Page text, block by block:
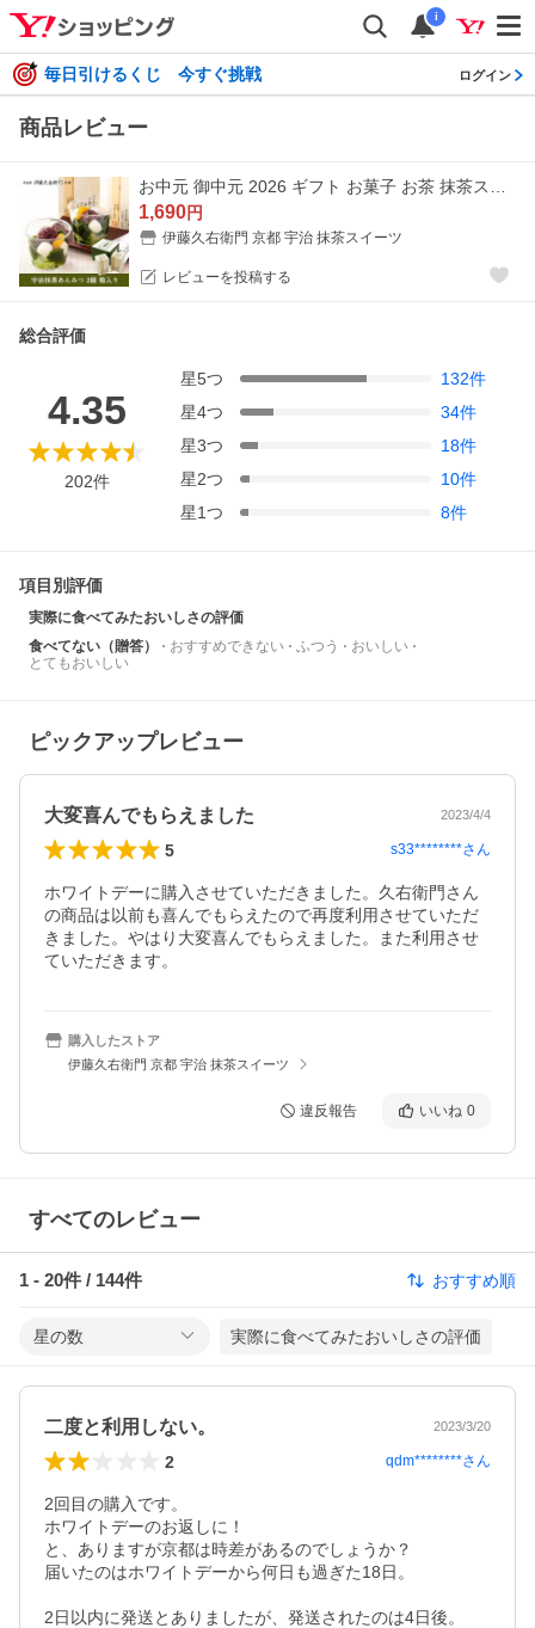
i
毎日引けるくじ 今すぐ挑戦 ログイン
商品レビュー
1,690円
伊藤久右衛門 京都 宇治 抹茶スイーツ
レビューを投稿する
総合評価
4.35
202件
星5つ 132件
星4つ 34件
星3つ 18件
星2つ 10件
星1つ 8件
項目別評価
実際に食べてみたおいしさの評価
食べてない（贈答）
おすすめできない ふつう
おいしい
とてもおいしい
ピックアップレビュー
大変喜んでもらえました 2023/4/4
5 s33********さん
ホワイトデーに購入させていただきました。久右衛門さん
の商品は以前も喜んでもらえたので再度利用させていただ
きました。やはり大変喜んでもらえました。また利用させ
ていただきます。
購入したストア
伊藤久右衛門 京都 宇治 抹茶スイーツ
違反報告 いいね 0
すべてのレビュー
1 - 20件 / 144件 おすすめ順
星の数 実際に食べてみたおいしさの評価
二度と利用しない。 2023/3/20
2 qdm********さん
2回目の購入です。
ホワイトデーのお返しに！
と、ありますが京都は時差があるのでしょうか？
届いたのはホワイトデーから何日も過ぎた18日。
2日以内に発送とありましたが、発送されたのは4日後。